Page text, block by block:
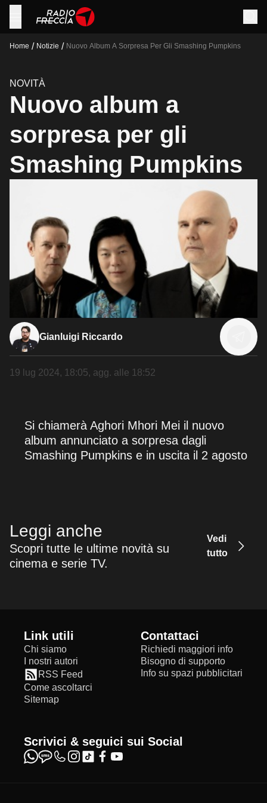
Home / Notizie / Nuovo Album A Sorpresa Per Gli Smashing Pumpkins
NOVITÀ
Nuovo album a
sorpresa per gli
Smashing Pumpkins
Gianluigi Riccardo
19 lug 2024, 18:05, agg. alle 18:52
Si chiamerà Aghori Mhori Mei il nuovo
album annunciato a sorpresa dagli
Smashing Pumpkins e in uscita il 2 agosto
Leggi anche
Scopri tutte le ultime novità su
cinema e serie TV.
Vedi
tutto
Link utili
Chi siamo
I nostri autori
RSS Feed
Come ascoltarci
Sitemap
Contattaci
Richiedi maggiori info
Bisogno di supporto
Info su spazi pubblicitari
Scrivici & seguici sui Social